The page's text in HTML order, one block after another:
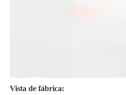
Vista de fábrica: